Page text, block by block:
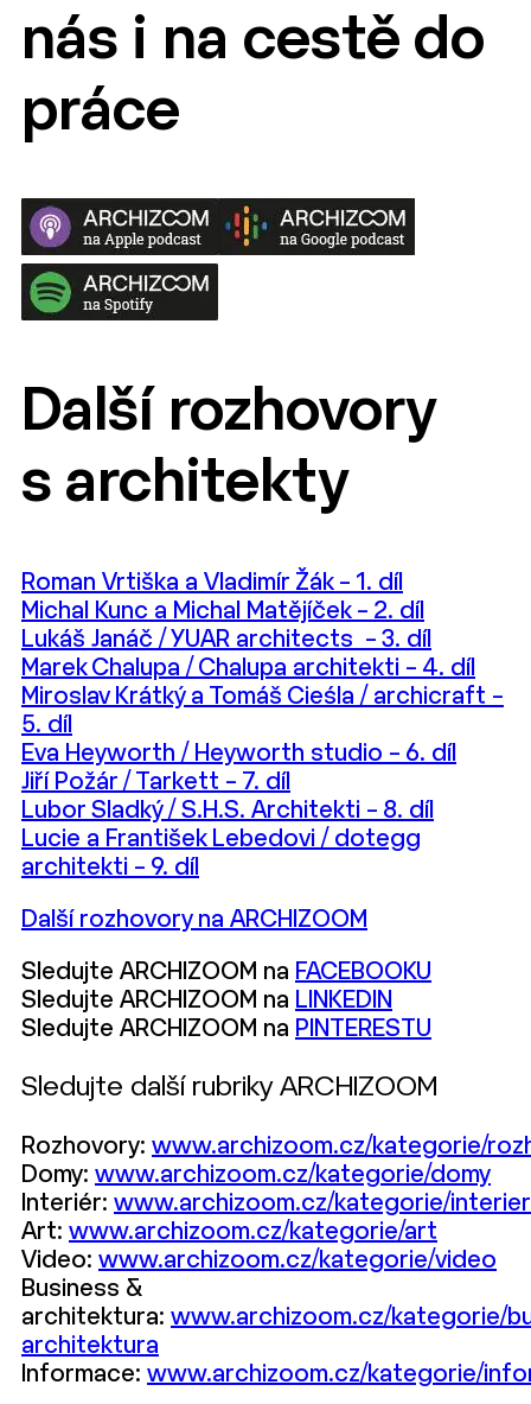
nás i na cestě do
práce
Další rozhovory
s architekty
Roman Vrtiška a Vladimír Žák – 1. díl
Michal Kunc a Michal Matějíček – 2. díl
Lukáš Janáč / YUAR architects – 3. díl
Marek Chalupa / Chalupa architekti – 4. díl
Miroslav Krátký a Tomáš Cieśla / archicraft –
5. díl
Eva Heyworth / Heyworth studio – 6. díl
Jiří Požár / Tarkett – 7. díl
Lubor Sladký / S.H.S. Architekti – 8. díl
Lucie a František Lebedovi / dotegg
architekti – 9. díl
Další rozhovory na ARCHIZOOM
Sledujte ARCHIZOOM na FACEBOOKU
Sledujte ARCHIZOOM na LINKEDIN
Sledujte ARCHIZOOM na PINTERESTU
Sledujte další rubriky ARCHIZOOM
Rozhovory: www.archizoom.cz/kategorie/
Domy: www.archizoom.cz/kategorie/domy
Interiér: www.archizoom.cz/kategorie/interier
Art: www.archizoom.cz/kategorie/art
Video: www.archizoom.cz/kategorie/video
Business &
architektura: www.archizoom.cz/kategorie/
architektura
Informace: www.archizoom.cz/kategorie/